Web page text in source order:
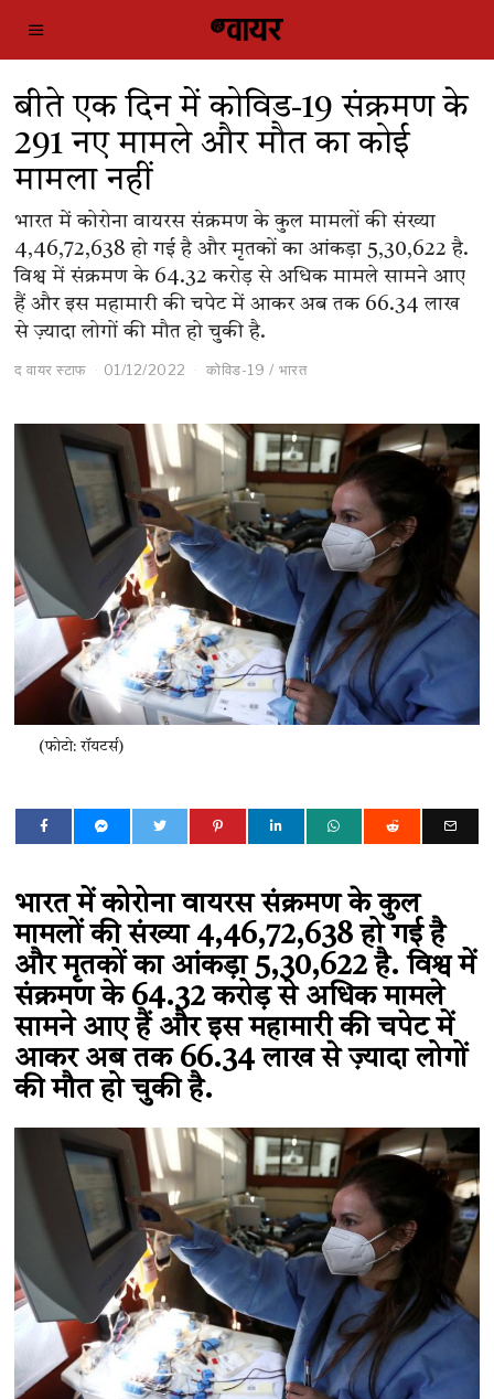
बीते एक दिन में कोविड-19 संक्रमण के
291 नए मामले और मौत का कोई
मामला नहीं
भारत में कोरोना वायरस संक्रमण के कुल मामलों की संख्या
4,46,72,638 हो गई है और मृतकों का आंकड़ा 5,30,622 है.
विश्व में संक्रमण के 64.32 करोड़ से अधिक मामले सामने आए
हैं और इस महामारी की चपेट में आकर अब तक 66.34 लाख
से ज़्यादा लोगों की मौत हो चुकी है.
द वायर स्टाफ 01/12/2022 कोविड-19 / भारत
(फोटो: रॉयटर्स)
भारत में कोरोना वायरस संक्रमण के कुल
मामलों की संख्या 4,46,72,638 हो गई है
और मृतकों का आंकड़ा 5,30,622 है. विश्व में
संक्रमण के 64.32 करोड़ से अधिक मामले
सामने आए हैं और इस महामारी की चपेट में
आकर अब तक 66.34 लाख से ज़्यादा लोगों
की मौत हो चुकी है.